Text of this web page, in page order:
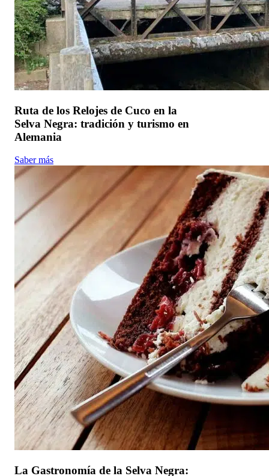
Ruta de los Relojes de Cuco en la
Selva Negra: tradición y turismo en
Alemania
Saber más
La Gastronomía de la Selva Negra: